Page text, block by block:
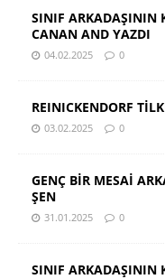
SINIF ARKADAŞININ
CANAN AND YAZDI
04.02.2025 0
REINICKENDORF
03.02.2025 0
GENÇ BİR MESAİ
ŞEN
31.01.2025 0
SINIF ARKADAŞININ